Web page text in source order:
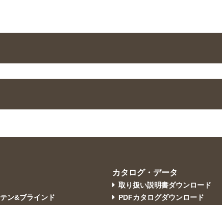
ン&ブラインド
カタログ・データ
取り扱い説明書ダウンロード
PDFカタログダウンロード